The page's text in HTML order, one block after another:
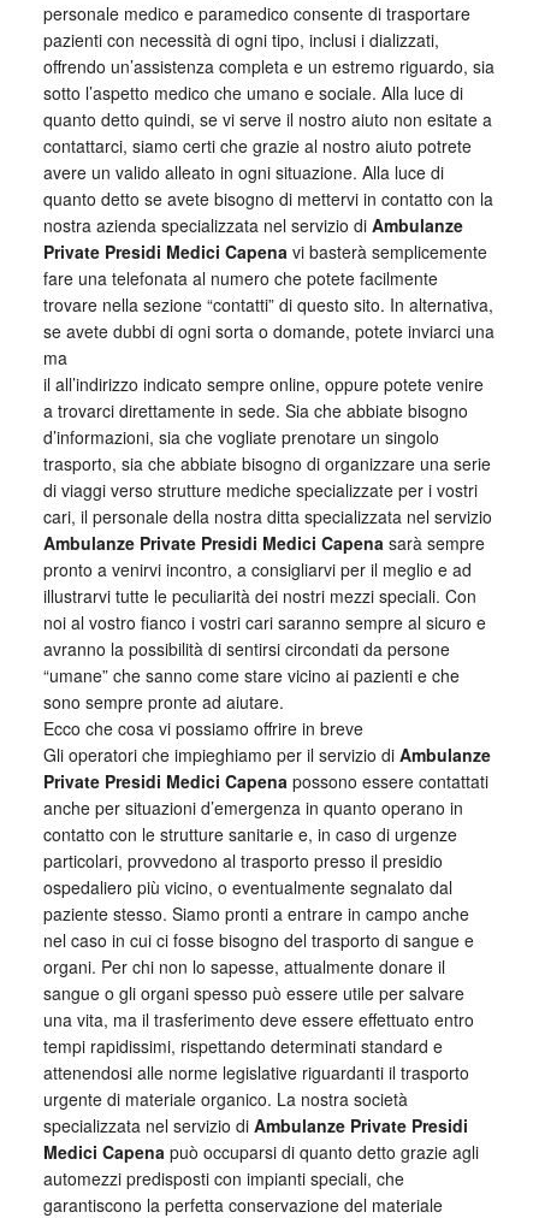
personale medico e paramedico consente di trasportare
pazienti con necessità di ogni tipo, inclusi i dializzati,
offrendo un’assistenza completa e un estremo riguardo, sia
sotto l’aspetto medico che umano e sociale. Alla luce di
quanto detto quindi, se vi serve il nostro aiuto non esitate a
contattarci, siamo certi che grazie al nostro aiuto potrete
avere un valido alleato in ogni situazione. Alla luce di
quanto detto se avete bisogno di mettervi in contatto con la
nostra azienda specializzata nel servizio di Ambulanze
Private Presidi Medici Capenavi basterà semplicemente
fare una telefonata al numero che potete facilmente
trovare nella sezione “contatti” di questo sito. In alternativa,
se avete dubbi di ogni sorta o domande, potete inviarci una
ma
il all’indirizzo indicato sempre online, oppure potete venire
a trovarci direttamente in sede. Sia che abbiate bisogno
d’informazioni, sia che vogliate prenotare un singolo
trasporto, sia che abbiate bisogno di organizzare una serie
di viaggi verso strutture mediche specializzate per i vostri
cari, il personale della nostra ditta specializzata nel servizio
Ambulanze Private Presidi Medici Capenasarà sempre
pronto a venirvi incontro, a consigliarvi per il meglio e ad
illustrarvi tutte le peculiarità dei nostri mezzi speciali. Con
noi al vostro fianco i vostri cari saranno sempre al sicuro e
avranno la possibilità di sentirsi circondati da persone
“umane” che sanno come stare vicino ai pazienti e che
sono sempre pronte ad aiutare.
Ecco che cosa vi possiamo offrire in breve
Gli operatori che impieghiamo per il servizio di Ambulanze
Private Presidi Medici Capenapossono essere contattati
anche per situazioni d’emergenza in quanto operano in
contatto con le strutture sanitarie e, in caso di urgenze
particolari, provvedono al trasporto presso il presidio
ospedaliero più vicino, o eventualmente segnalato dal
paziente stesso. Siamo pronti a entrare in campo anche
nel caso in cui ci fosse bisogno del trasporto di sangue e
organi. Per chi non lo sapesse, attualmente donare il
sangue o gli organi spesso può essere utile per salvare
una vita, ma il trasferimento deve essere effettuato entro
tempi rapidissimi, rispettando determinati standard e
attenendosi alle norme legislative riguardanti il trasporto
urgente di materiale organico. La nostra società
specializzata nel servizio di Ambulanze Private Presidi
Medici Capenapuò occuparsi di quanto detto grazie agli
automezzi predisposti con impianti speciali, che
garantiscono la perfetta conservazione del materiale